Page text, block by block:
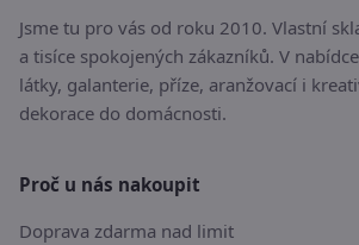
Jsme tu pro vás od roku 2010. Vlastní
a tisíce spokojených zákazníků. V
látky, galanterie, příze, aranžovací i
dekorace do domácnosti.
Proč u nás nakoupit
Doprava zdarma nad limit